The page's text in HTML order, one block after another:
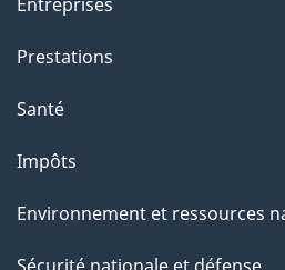
Prestations
Santé
Impôts
Environnement et ressources
Sécurité nationale et défense